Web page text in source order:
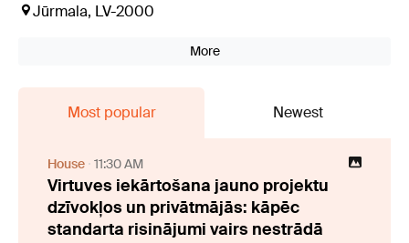
Jūrmala, LV-2000
More
Most popular Newest
House 11:30 AM
Virtuves iekārtošana jauno projektu
dzīvokļos un privātmājās: kāpēc
standarta risinājumi vairs nestrādā